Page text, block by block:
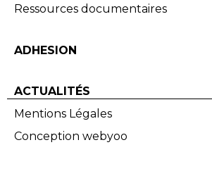
Ressources documentaires
ADHESION
ACTUALITÉS
Mentions Légales
Conception webyoo